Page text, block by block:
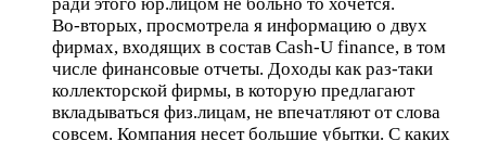
Во-вторых, просмотрела я информацию о двух
фирмах, входящих в состав Cash-U finance, в том
числе финансовые отчеты. Доходы как раз-таки
коллекторской фирмы, в которую предлагают
вкладываться физ.лицам, не впечатляют от слова
совсем. Компания несет большие убытки. С каких